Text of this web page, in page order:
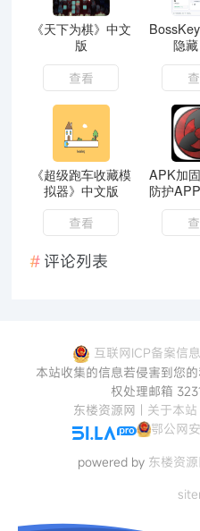
《天下为棋》中文
版
查看
隐
《超级跑车收藏模
拟器》中文版
查看
APK加
防护
评论列表
互联网ICP备案信
本站收集的信息若侵害到您
权处理邮箱
东楼资源网 | 关于本站
鄂公网
powered by 东楼资源